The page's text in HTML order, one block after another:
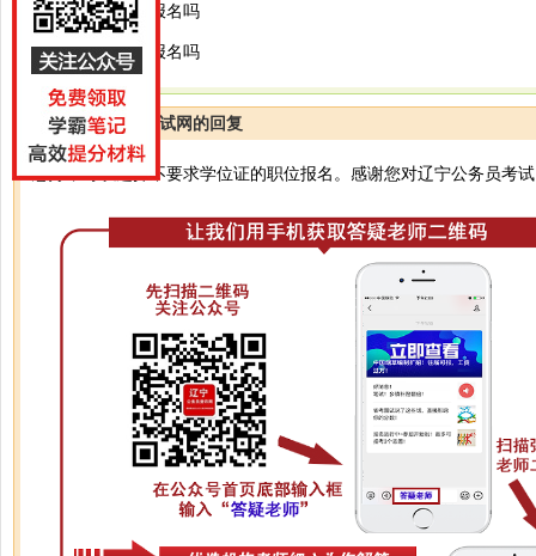
学位证没有可以报名吗
学位证没有可以报名吗
辽宁公务员考试网的回复
您好，可以选择不要求学位证的职位报名。感谢您对辽宁公务员考